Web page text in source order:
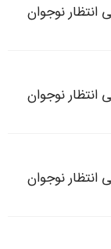
انتظار نوجوان
انتظار نوجوان
انتظار نوجوان